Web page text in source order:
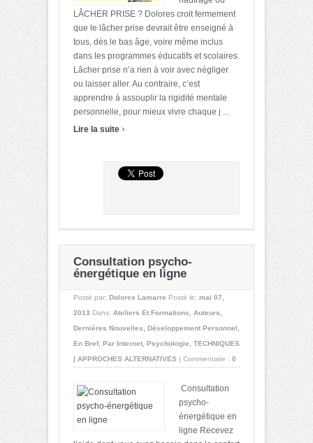
LÂCHER PRISE ? Dolores croit fermement
que le lâcher prise devrait être enseigné à
tous, dès le bas âge, voire même inclus
dans les programmes éducatifs et scolaires.
Lâcher prise n’a rien à voir avec négliger
ou laisser aller. Au contraire, c’est
apprendre à assouplir la rigidité mentale
personnelle, pour mieux vivre chaque j ...
Lire la suite ›
Consultation psycho-
énergétique en ligne
Posté par: Dolores Lamarre Posté le: mai 07,
2013 Dans: Ateliers Et Formations Auteurs
Dernières Nouvelles
Développement Personnel
En Bref, Par Internet Psychologie
TECHNIQUES
| APPROCHES ALTERNATIVES | Commentaire : 0
Consultation
psycho-
énergétique en
ligne Recevez